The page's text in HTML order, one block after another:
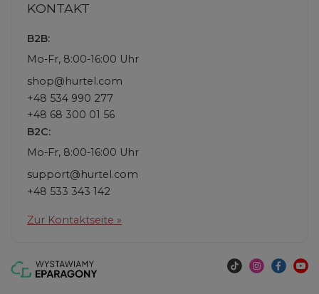
KONTAKT
B2B:
Mo-Fr, 8:00-16:00 Uhr
shop@hurtel.com
+48 534 990 277
+48 68 300 01 56
B2C:
Mo-Fr, 8:00-16:00 Uhr
support@hurtel.com
+48 533 343 142
Zur Kontaktseite »